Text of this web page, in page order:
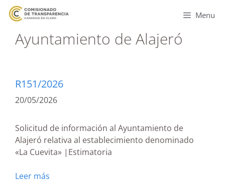
Menu
Ayuntamiento de Alajeró
R151/2026
20/05/2026
Solicitud de información al Ayuntamiento de
Alajeró relativa al establecimiento denominado
«La Cuevita» |Estimatoria
Leer más